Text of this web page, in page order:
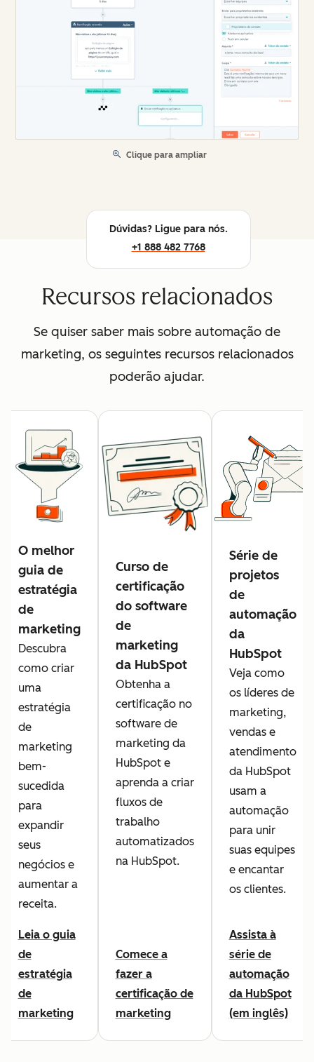
Clique para ampliar
Dúvidas? Ligue para nós.
+1 888 482 7768
Recursos relacionados
Se quiser saber mais sobre automação de
marketing, os seguintes recursos relacionados
poderão ajudar.
O melhor
guia de
estratégia
de
marketing
Descubra
como criar
uma
estratégia
de
marketing
bem-
sucedida
para
expandir
seus
negócios e
aumentar a
receita.
Leia o guia
de
estratégia
de
marketing
Curso de
certificação
do software
de
marketing
da HubSpot
Obtenha a
certificação no
software de
marketing da
HubSpot e
aprenda a criar
fluxos de
trabalho
automatizados
na HubSpot.
Comece a
fazer a
certificação de
marketing
Série de
projetos
de
automação
da
HubSpot
Veja como
os líderes de
marketing,
vendas e
atendimento
da HubSpot
usam a
automação
para unir
suas equipes
e encantar
os clientes.
Assista à
série de
automação
da HubSpot
(em inglês)